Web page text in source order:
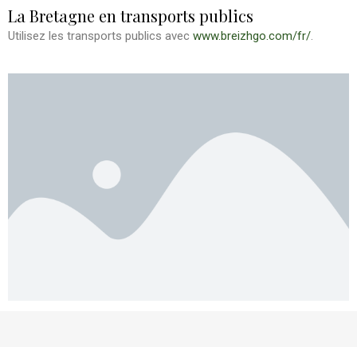
La Bretagne en transports publics
Utilisez les transports publics avec www.breizhgo.com/fr/.